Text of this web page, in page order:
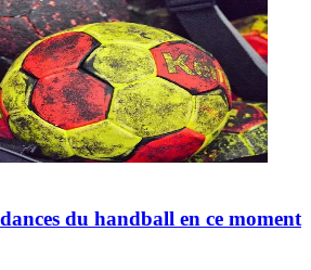
du handball en ce moment